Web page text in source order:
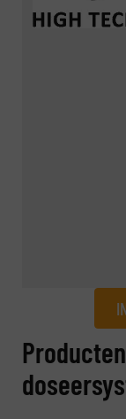
Naam(Vereist)